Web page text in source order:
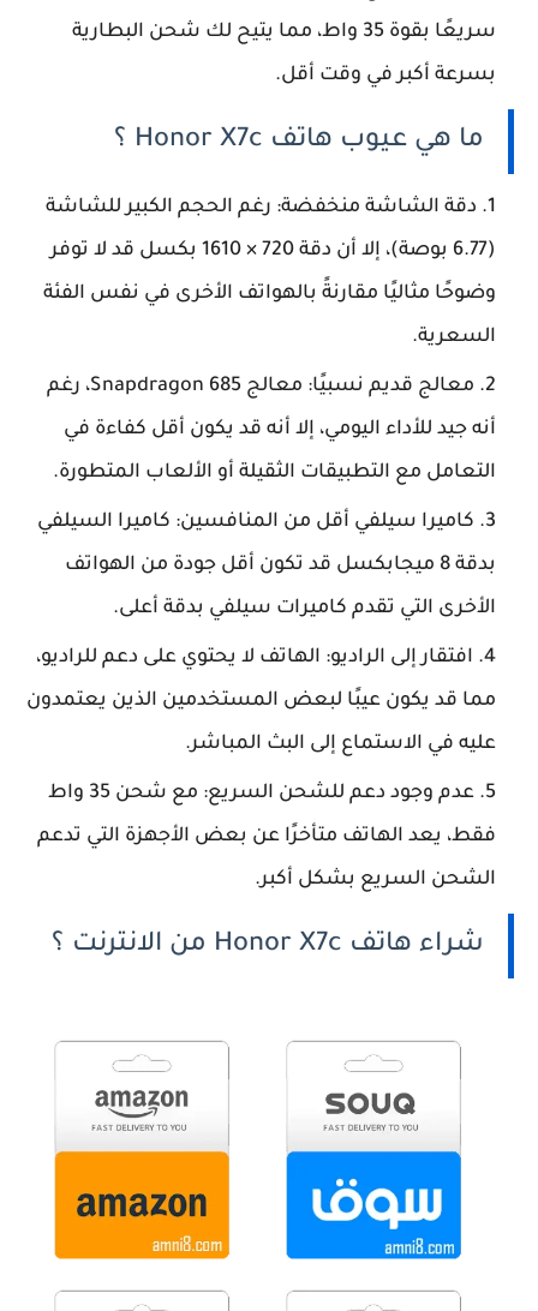
سريعًا بقوة 35 واط، مما يتيح لك شحن البطارية
بسرعة أكبر في وقت أقل.
ما هي عيوب هاتف Honor X7c ؟
دقة الشاشة منخفضة: رغم الحجم الكبير للشاشة
(6.77 بوصة)، إلا أن دقة 720 × 1610 بكسل قد لا توفر
وضوحًا مثاليًا مقارنةً بالهواتف الأخرى في نفس الفئة
السعرية.
معالج قديم نسبيًا: معالج Snapdragon 685، رغم
أنه جيد للأداء اليومي، إلا أنه قد يكون أقل كفاءة في
التعامل مع التطبيقات الثقيلة أو الألعاب المتطورة.
كاميرا سيلفي أقل من المنافسين: كاميرا السيلفي
بدقة 8 ميجابكسل قد تكون أقل جودة من الهواتف
الأخرى التي تقدم كاميرات سيلفي بدقة أعلى.
افتقار إلى الراديو: الهاتف لا يحتوي على دعم للراديو،
مما قد يكون عيبًا لبعض المستخدمين الذين يعتمدون
عليه في الاستماع إلى البث المباشر.
عدم وجود دعم للشحن السريع: مع شحن 35 واط
فقط، يعد الهاتف متأخرًا عن بعض الأجهزة التي تدعم
الشحن السريع بشكل أكبر.
شراء هاتف Honor X7c من الانترنت ؟